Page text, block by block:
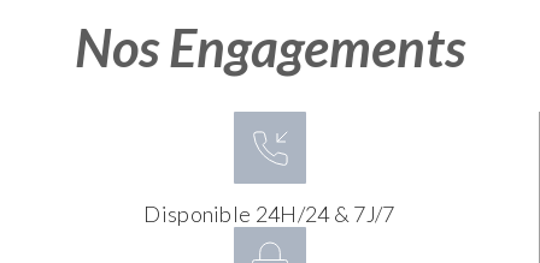
Nos Engagements
Disponible 24H/24 & 7J/7